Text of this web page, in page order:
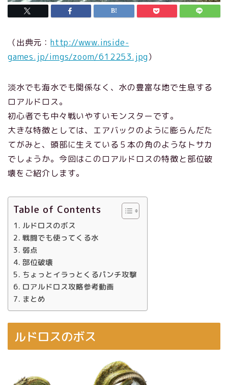
（出典元： http://www.inside-
games.jp/imgs/zoom/612253.jpg）
淡水でも海水でも関係なく、水の豊富な地で生息する
ロアルドロス。
初心者でも中々戦いやすいモンスターです。
大きな特徴としては、エアバックのように膨らんだた
てがみと、頭部に生えている５本の角のようなトサカ
でしょうか。今回はこのロアルドロスの特徴と部位破
壊をご紹介します。
Table of Contents
ルドロスのボス
戦闘でも使ってくる水
弱点
部位破壊
ちょっとイラっとくるパンチ攻撃
ロアルドロス攻略参考動画
まとめ
ルドロスのボス